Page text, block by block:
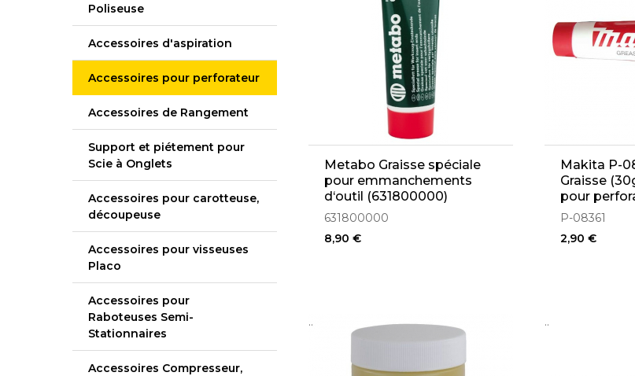
Poliseuse
Accessoires d'aspiration
Accessoires pour perforateur
Accessoires de Rangement
Support et piétement pour
Scie à Onglets
Accessoires pour carotteuse,
découpeuse
Accessoires pour visseuses
Placo
Accessoires pour
Raboteuses Semi-
Stationnaires
Accessoires Compresseur,
Metabo Graisse spéciale
pour emmanchements
d‘outil (631800000)
631800000
8,90 €
Makita P-
Graisse
pour
P-08361
2,90 €
.. ..